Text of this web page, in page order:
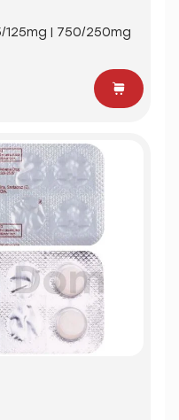
125mg | 750/250mg